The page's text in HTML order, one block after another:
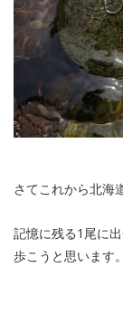
さてこれから北海
記憶に残る1尾に
歩こうと思います。